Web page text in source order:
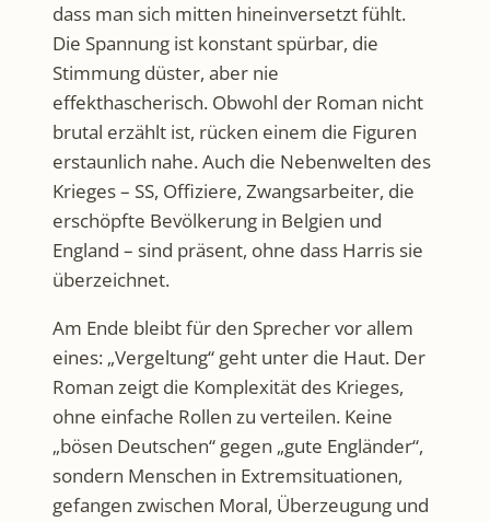
dass man sich mitten hineinversetzt fühlt.
Die Spannung ist konstant spürbar, die
Stimmung düster, aber nie
effekthascherisch. Obwohl der Roman nicht
brutal erzählt ist, rücken einem die Figuren
erstaunlich nahe. Auch die Nebenwelten des
Krieges – SS, Offiziere, Zwangsarbeiter, die
erschöpfte Bevölkerung in Belgien und
England – sind präsent, ohne dass Harris sie
überzeichnet.
Am Ende bleibt für den Sprecher vor allem
eines: „Vergeltung“ geht unter die Haut. Der
Roman zeigt die Komplexität des Krieges,
ohne einfache Rollen zu verteilen. Keine
„bösen Deutschen“ gegen „gute Engländer“,
sondern Menschen in Extremsituationen,
gefangen zwischen Moral, Überzeugung und